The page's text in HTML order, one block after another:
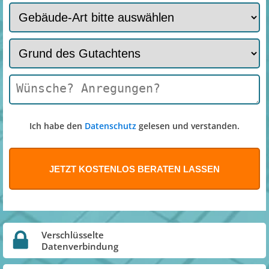
Ich habe den Datenschutz gelesen und verstanden.
Verschlüsselte
Datenverbindung